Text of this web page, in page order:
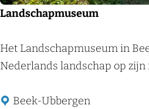
1
4
4
1
o
i
e
n
Landschapmuseum
L
a
d
Het Landschapmuseum in
Nederlands landschap op zijn
Beek-Ubbergen